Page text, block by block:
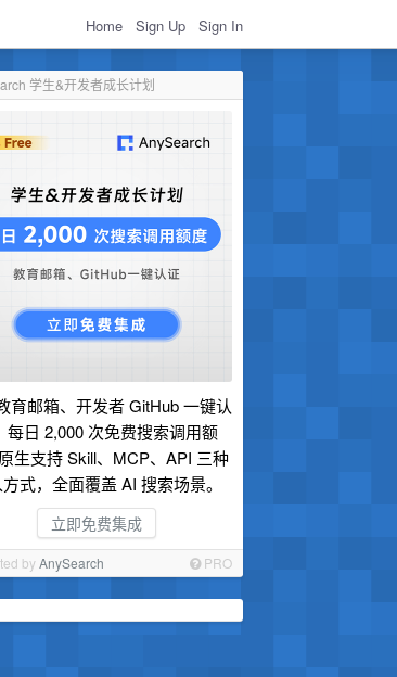
Home Sign Up Sign In
学生&开发者成长计划
育邮箱、开发者 GitHub 一键认
每日 2,000 次免费搜索调用额
生支持 Skill、MCP、API 三种
式，全面覆盖 AI 搜索场景。
立即免费集成
byAnySearch PRO